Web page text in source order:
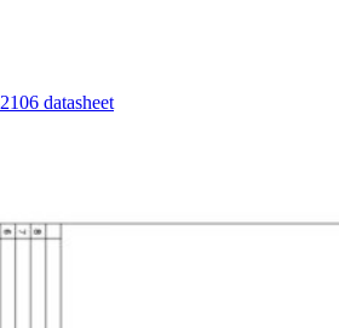
datasheet